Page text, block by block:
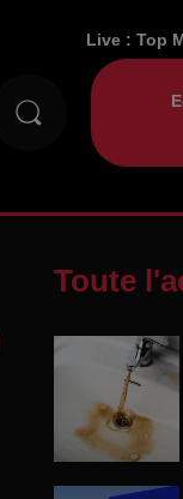
Live :Top
Toute